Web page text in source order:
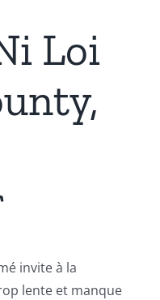
Loi
invite à la
lente et manque